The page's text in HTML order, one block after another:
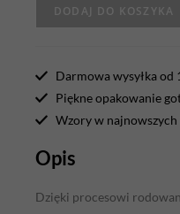
DODAJ DO KOSZYKA
Darmowa wysyłka od
Piękne opakowanie
Wzory w
Opis
Dzięki procesowi